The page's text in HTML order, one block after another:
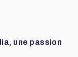
une passion